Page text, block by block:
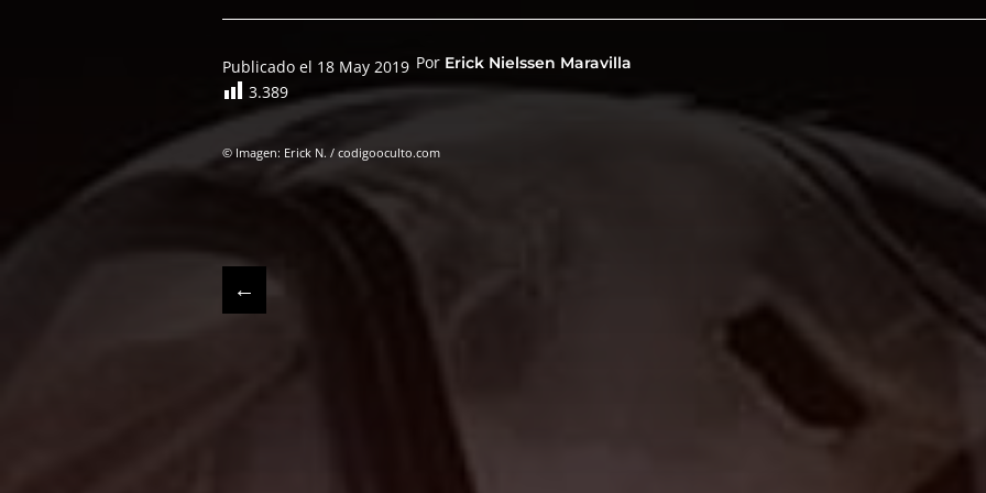
Publicado el 18 May 2019 Por Erick Nielssen Maravilla
3.389
© Imagen: Erick N. / codigooculto.com
←